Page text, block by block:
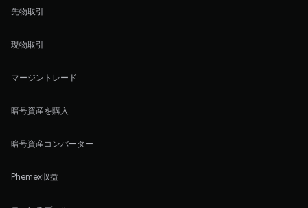
先物取引
現物取引
マージントレード
暗号資産を購入
暗号資産コンバーター
Phemex収益